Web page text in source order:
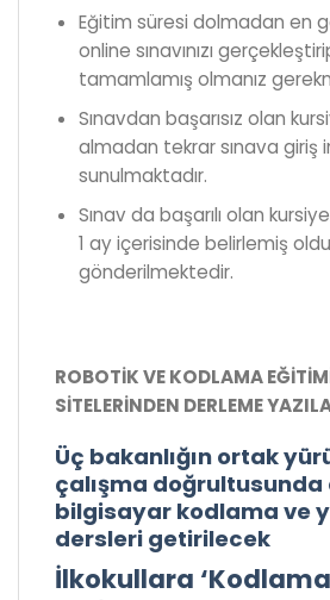
Eğitim süresi dolmadan en
online sınavınızı
tamamlamış olmanız
Sınavdan başarısız olan
almadan tekrar sınava giriş
sunulmaktadır.
Sınav da başarılı olan
1 ay içerisinde belirlemiş
gönderilmektedir.
ROBOTİK VE KODLAMA
SİTELERİNDEN DERLEME
Üç bakanlığın ortak
çalışma
bilgisayar kodlama ve
dersleri getirilecek
İlkokullara